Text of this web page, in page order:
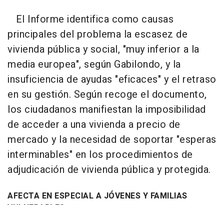
El Informe identifica como causas
principales del problema la escasez de
vivienda pública y social, "muy inferior a la
media europea", según Gabilondo, y la
insuficiencia de ayudas "eficaces" y el retraso
en su gestión. Según recoge el documento,
los ciudadanos manifiestan la imposibilidad
de acceder a una vivienda a precio de
mercado y la necesidad de soportar "esperas
interminables" en los procedimientos de
adjudicación de vivienda pública y protegida.
AFECTA EN ESPECIAL A JÓVENES Y FAMILIAS